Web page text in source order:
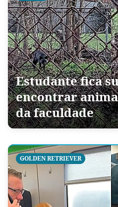
Estudante fica
encontrar
da faculdade
GOLDEN RETRIEVER